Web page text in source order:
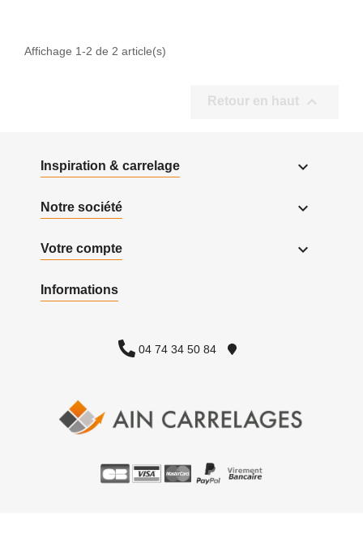
Affichage 1-2 de 2 article(s)
Retour en haut 
Inspiration & carrelage 
Notre société 
Votre compte 
Informations
04 74 34 50 84